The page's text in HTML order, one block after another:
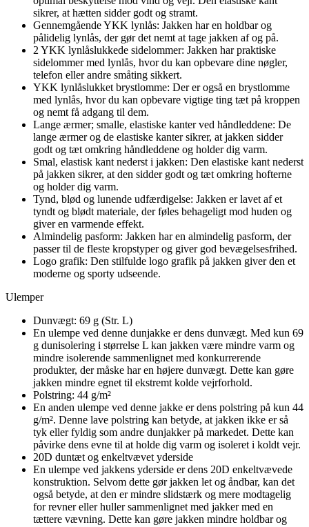
sikrer, at hætten sidder godt og stramt.
Gennemgående YKK lynlås: Jakken har en holdbar og
pålidelig lynlås, der gør det nemt at tage jakken af og på.
2 YKK lynlåslukkede sidelommer: Jakken har praktiske
sidelommer med lynlås, hvor du kan opbevare dine nøgler,
telefon eller andre småting sikkert.
YKK lynlåslukket brystlomme: Der er også en brystlomme
med lynlås, hvor du kan opbevare vigtige ting tæt på kroppen
og nemt få adgang til dem.
Lange ærmer; smalle, elastiske kanter ved håndleddene: De
lange ærmer og de elastiske kanter sikrer, at jakken sidder
godt og tæt omkring håndleddene og holder dig varm.
Smal, elastisk kant nederst i jakken: Den elastiske kant nederst
på jakken sikrer, at den sidder godt og tæt omkring hofterne
og holder dig varm.
Tynd, blød og lunende udfærdigelse: Jakken er lavet af et
tyndt og blødt materiale, der føles behageligt mod huden og
giver en varmende effekt.
Almindelig pasform: Jakken har en almindelig pasform, der
passer til de fleste kropstyper og giver god bevægelsesfrihed.
Logo grafik: Den stilfulde logo grafik på jakken giver den et
moderne og sporty udseende.
Ulemper
Dunvægt: 69 g (Str. L)
En ulempe ved denne dunjakke er dens dunvægt. Med kun 69
g dunisolering i størrelse L kan jakken være mindre varm og
mindre isolerende sammenlignet med konkurrerende
produkter, der måske har en højere dunvægt. Dette kan gøre
jakken mindre egnet til ekstremt kolde vejrforhold.
Polstring: 44 g/m²
En anden ulempe ved denne jakke er dens polstring på kun 44
g/m². Denne lave polstring kan betyde, at jakken ikke er så
tyk eller fyldig som andre dunjakker på markedet. Dette kan
påvirke dens evne til at holde dig varm og isoleret i koldt vejr.
20D duntæt og enkeltvævet yderside
En ulempe ved jakkens yderside er dens 20D enkeltvævede
konstruktion. Selvom dette gør jakken let og åndbar, kan det
også betyde, at den er mindre slidstærk og mere modtagelig
for revner eller huller sammenlignet med jakker med en
tættere vævning. Dette kan gøre jakken mindre holdbar og